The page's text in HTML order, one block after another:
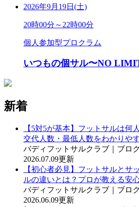
2026年9月19日(土)
20時00分～22時00分
個人参加型プロクラム
いつもの個サル〜NO
新着
【5対5が基本】フットサルは何
交代人数・最低人数をわかりや
バディフットサルクラブ｜ブロ
2026.07.09更新
【初心者必見】フットサルとサ
ルの違いとは？プロが教える安
バディフットサルクラブ｜ブロ
2026.06.09更新